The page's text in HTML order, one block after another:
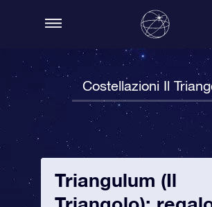
Costellazioni Il
Triangulum (Il